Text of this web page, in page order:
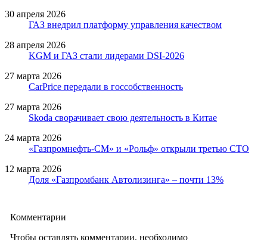
30 апреля 2026
ГАЗ внедрил платформу управления качеством
28 апреля 2026
KGM и ГАЗ стали лидерами DSI-2026
27 марта 2026
CarPrice передали в госсобственность
27 марта 2026
Skoda сворачивает свою деятельность в Китае
24 марта 2026
«Газпромнефть-СМ» и «Рольф» открыли третью СТО
12 марта 2026
Доля «Газпромбанк Автолизинга» – почти 13%
Комментарии
Чтобы оставлять комментарии, необходимо